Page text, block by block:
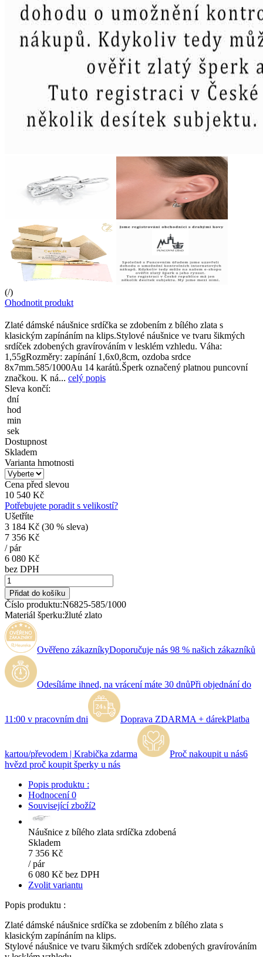
(/)
Ohodnotit produkt
Zlaté dámské náušnice srdíčka se zdobením z bílého zlata s
klasickým zapínáním na klips.Stylové náušnice ve tvaru šikmých
srdíček zdobených gravírováním v lesklém vzhledu. Váha:
1,55gRozměry: zapínání 1,6x0,8cm, ozdoba srdce
8x7mm.585/1000Au 14 karátů.Šperk označený platnou puncovní
značkou. K ná... celý popis
Sleva končí:
dní
hod
min
sek
Dostupnost
Skladem
Varianta hmotnosti
Cena před slevou
10 540 Kč
Potřebujete poradit s velikostí?
Ušetříte
3 184 Kč (30 % sleva)
7 356 Kč
/pár
6 080 Kč
bez DPH
Přidat do košíku
Číslo produktu:N6825-585/1000
Materiál šperku:žluté zlato
Ověřeno zákazníkyDoporučuje nás 98 % našich zákazníků
Odesíláme ihned, na vrácení máte 30 dnůPři objednání do
11:00 v pracovním dni Doprava ZDARMA + dárekPlatba
kartou/převodem | Krabička zdarma Proč nakoupit u nás6
hvězd proč koupit šperky u nás
Popis produktu :
Hodnocení0
Související zboží2
Náušnice z bílého zlata srdíčka zdobená
Skladem
7 356 Kč
/pár
6 080 Kč bez DPH
Zvolit variantu
Popis produktu :
Zlaté dámské náušnice srdíčka se zdobením z bílého zlata s
klasickým zapínáním na klips.
Stylové náušnice ve tvaru šikmých srdíček zdobených gravírováním